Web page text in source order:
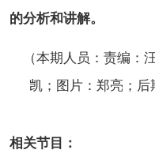
的分析和讲解。
（本期人员：责编：
凯；图片：郑亮；后
相关节目：